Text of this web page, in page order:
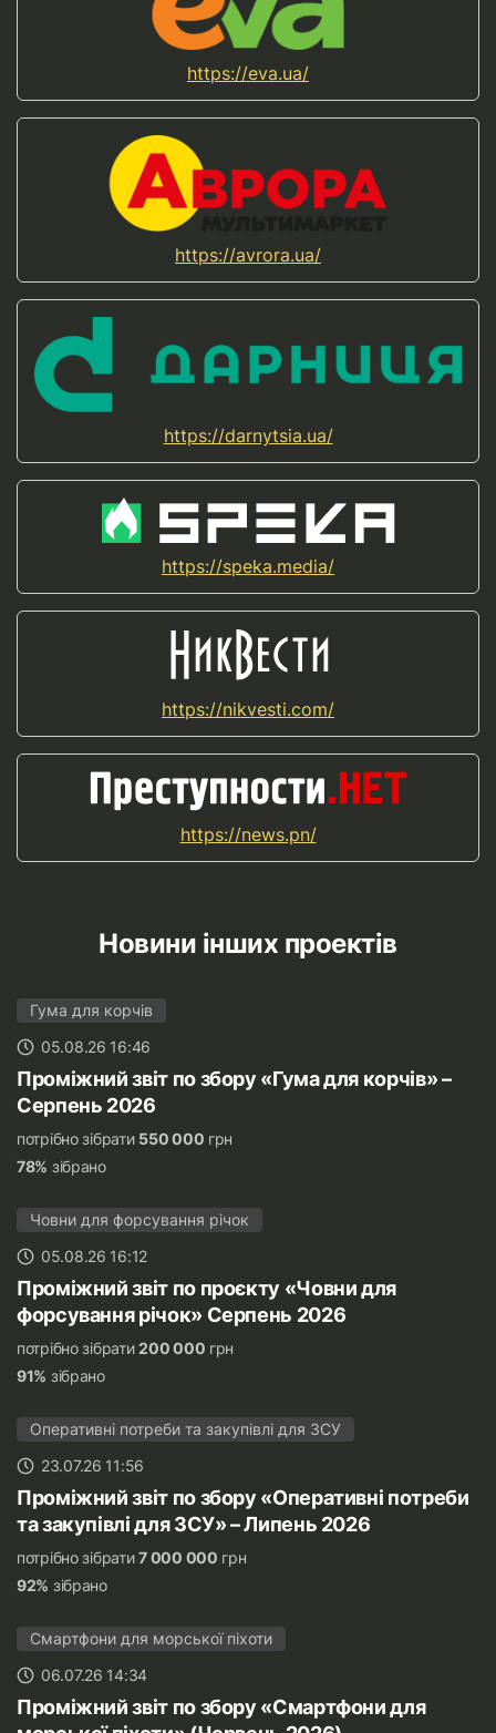
https://eva.ua/
https://avrora.ua/
https://darnytsia.ua/
https://speka.media/
https://nikvesti.com/
https://news.pn/
Новини інших проектів
Гума для корчів
05.08.26 16:46
Проміжний звіт по збору «Гума для корчів» –
Серпень 2026
потрібно зібрати 550 000 грн
78% зібрано
Човни для форсування річок
05.08.26 16:12
Проміжний звіт по проєкту «Човни для
форсування річок» Серпень 2026
потрібно зібрати200 000 грн
91% зібрано
Оперативні потреби та закупівлі для ЗСУ
23.07.26 11:56
Проміжний звіт по збору «Оперативні потреби
та закупівлі для ЗСУ» – Липень 2026
потрібно зібрати7 000 000 грн
92% зібрано
Смартфони для морської піхоти
06.07.26 14:34
Проміжний звіт по збору «Смартфони для